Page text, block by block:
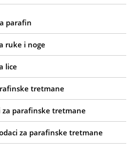
parafin
ruke i noge
lice
tretmane
za parafinske tretmane
za parafinske tretmane